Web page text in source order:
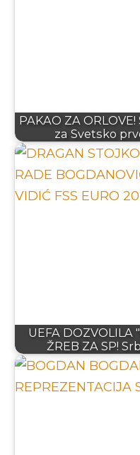
PAKAO ZA
za Svetsko
UEFA DOZVOLILA
ŽREB ZA SP!